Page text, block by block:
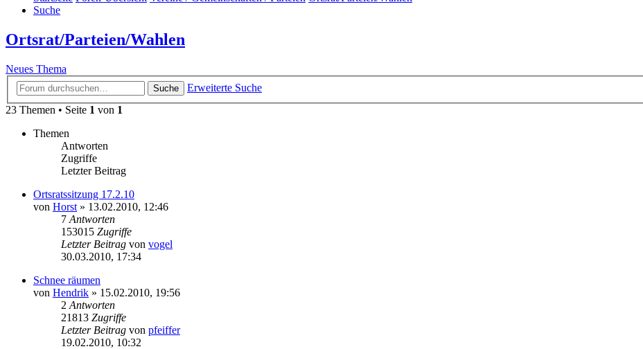
Suche
Ortsrat/Parteien/Wahlen
Neues Thema
Suche
Erweiterte Suche
23 Themen • Seite 1 von 1
Themen
Antworten
Zugriffe
Letzter Beitrag
Ortsratssitzung 17.2.10
von Horst » 13.02.2010, 12:46
7 Antworten
153015 Zugriffe
Letzter Beitrag von vogel
30.03.2010, 17:34
Schnee räumen
von Hendrik » 15.02.2010, 19:56
2 Antworten
21813 Zugriffe
Letzter Beitrag von pfeiffer
19.02.2010, 10:32